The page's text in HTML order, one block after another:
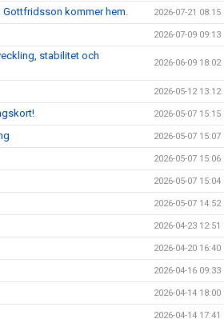
Gottfridsson kommer hem. 2026-07-21 08:15
2026-07-09 09:13
stabilitet och
2026-06-09 18:02
2026-05-12 13:12
2026-05-07 15:15
2026-05-07 15:07
2026-05-07 15:06
2026-05-07 15:04
2026-05-07 14:52
2026-04-23 12:51
2026-04-20 16:40
2026-04-16 09:33
2026-04-14 18:00
2026-04-14 17:41